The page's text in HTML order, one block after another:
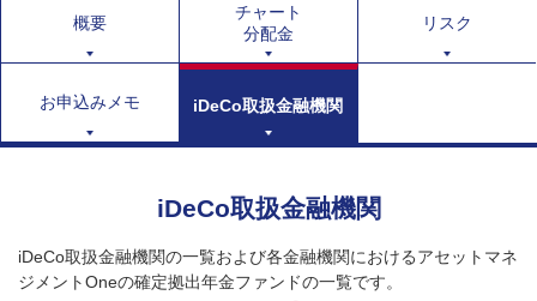
概要
チャート
分配金
リスク
お申込みメモ iDeCo取扱金融機関
iDeCo取扱金融機関
iDeCo取扱金融機関の一覧および各金融機関におけるアセットマネ
ジメントOneの確定拠出年金ファンドの一覧です。